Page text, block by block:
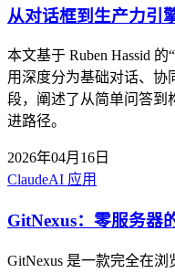
从对话框到生产力引
本文基于 Ruben Hassid 的
用深度分为基础对话、协
段，阐述了从简单问答到
进路径。
2026年04月16日
ClaudeAI 应用
GitNexus：零服务器
GitNexus 是一款完全在